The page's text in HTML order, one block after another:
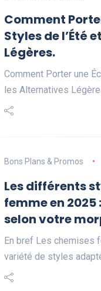
Comment
Styles de l’Été
Légères.
Comment Porter une
les Alternatives
Bons Plans & Promos
Les différents
femme en
selon votre
En bref Les chemises
variété de styles